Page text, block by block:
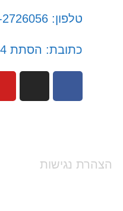
טלפון: 073-2726056
כתובת: הסתת 14, חולון
הצהרת נגישות